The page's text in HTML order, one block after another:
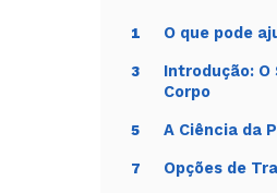
1 O que pode
3
Introdução: O
Corpo
5 A Ciência da
7 Opções de